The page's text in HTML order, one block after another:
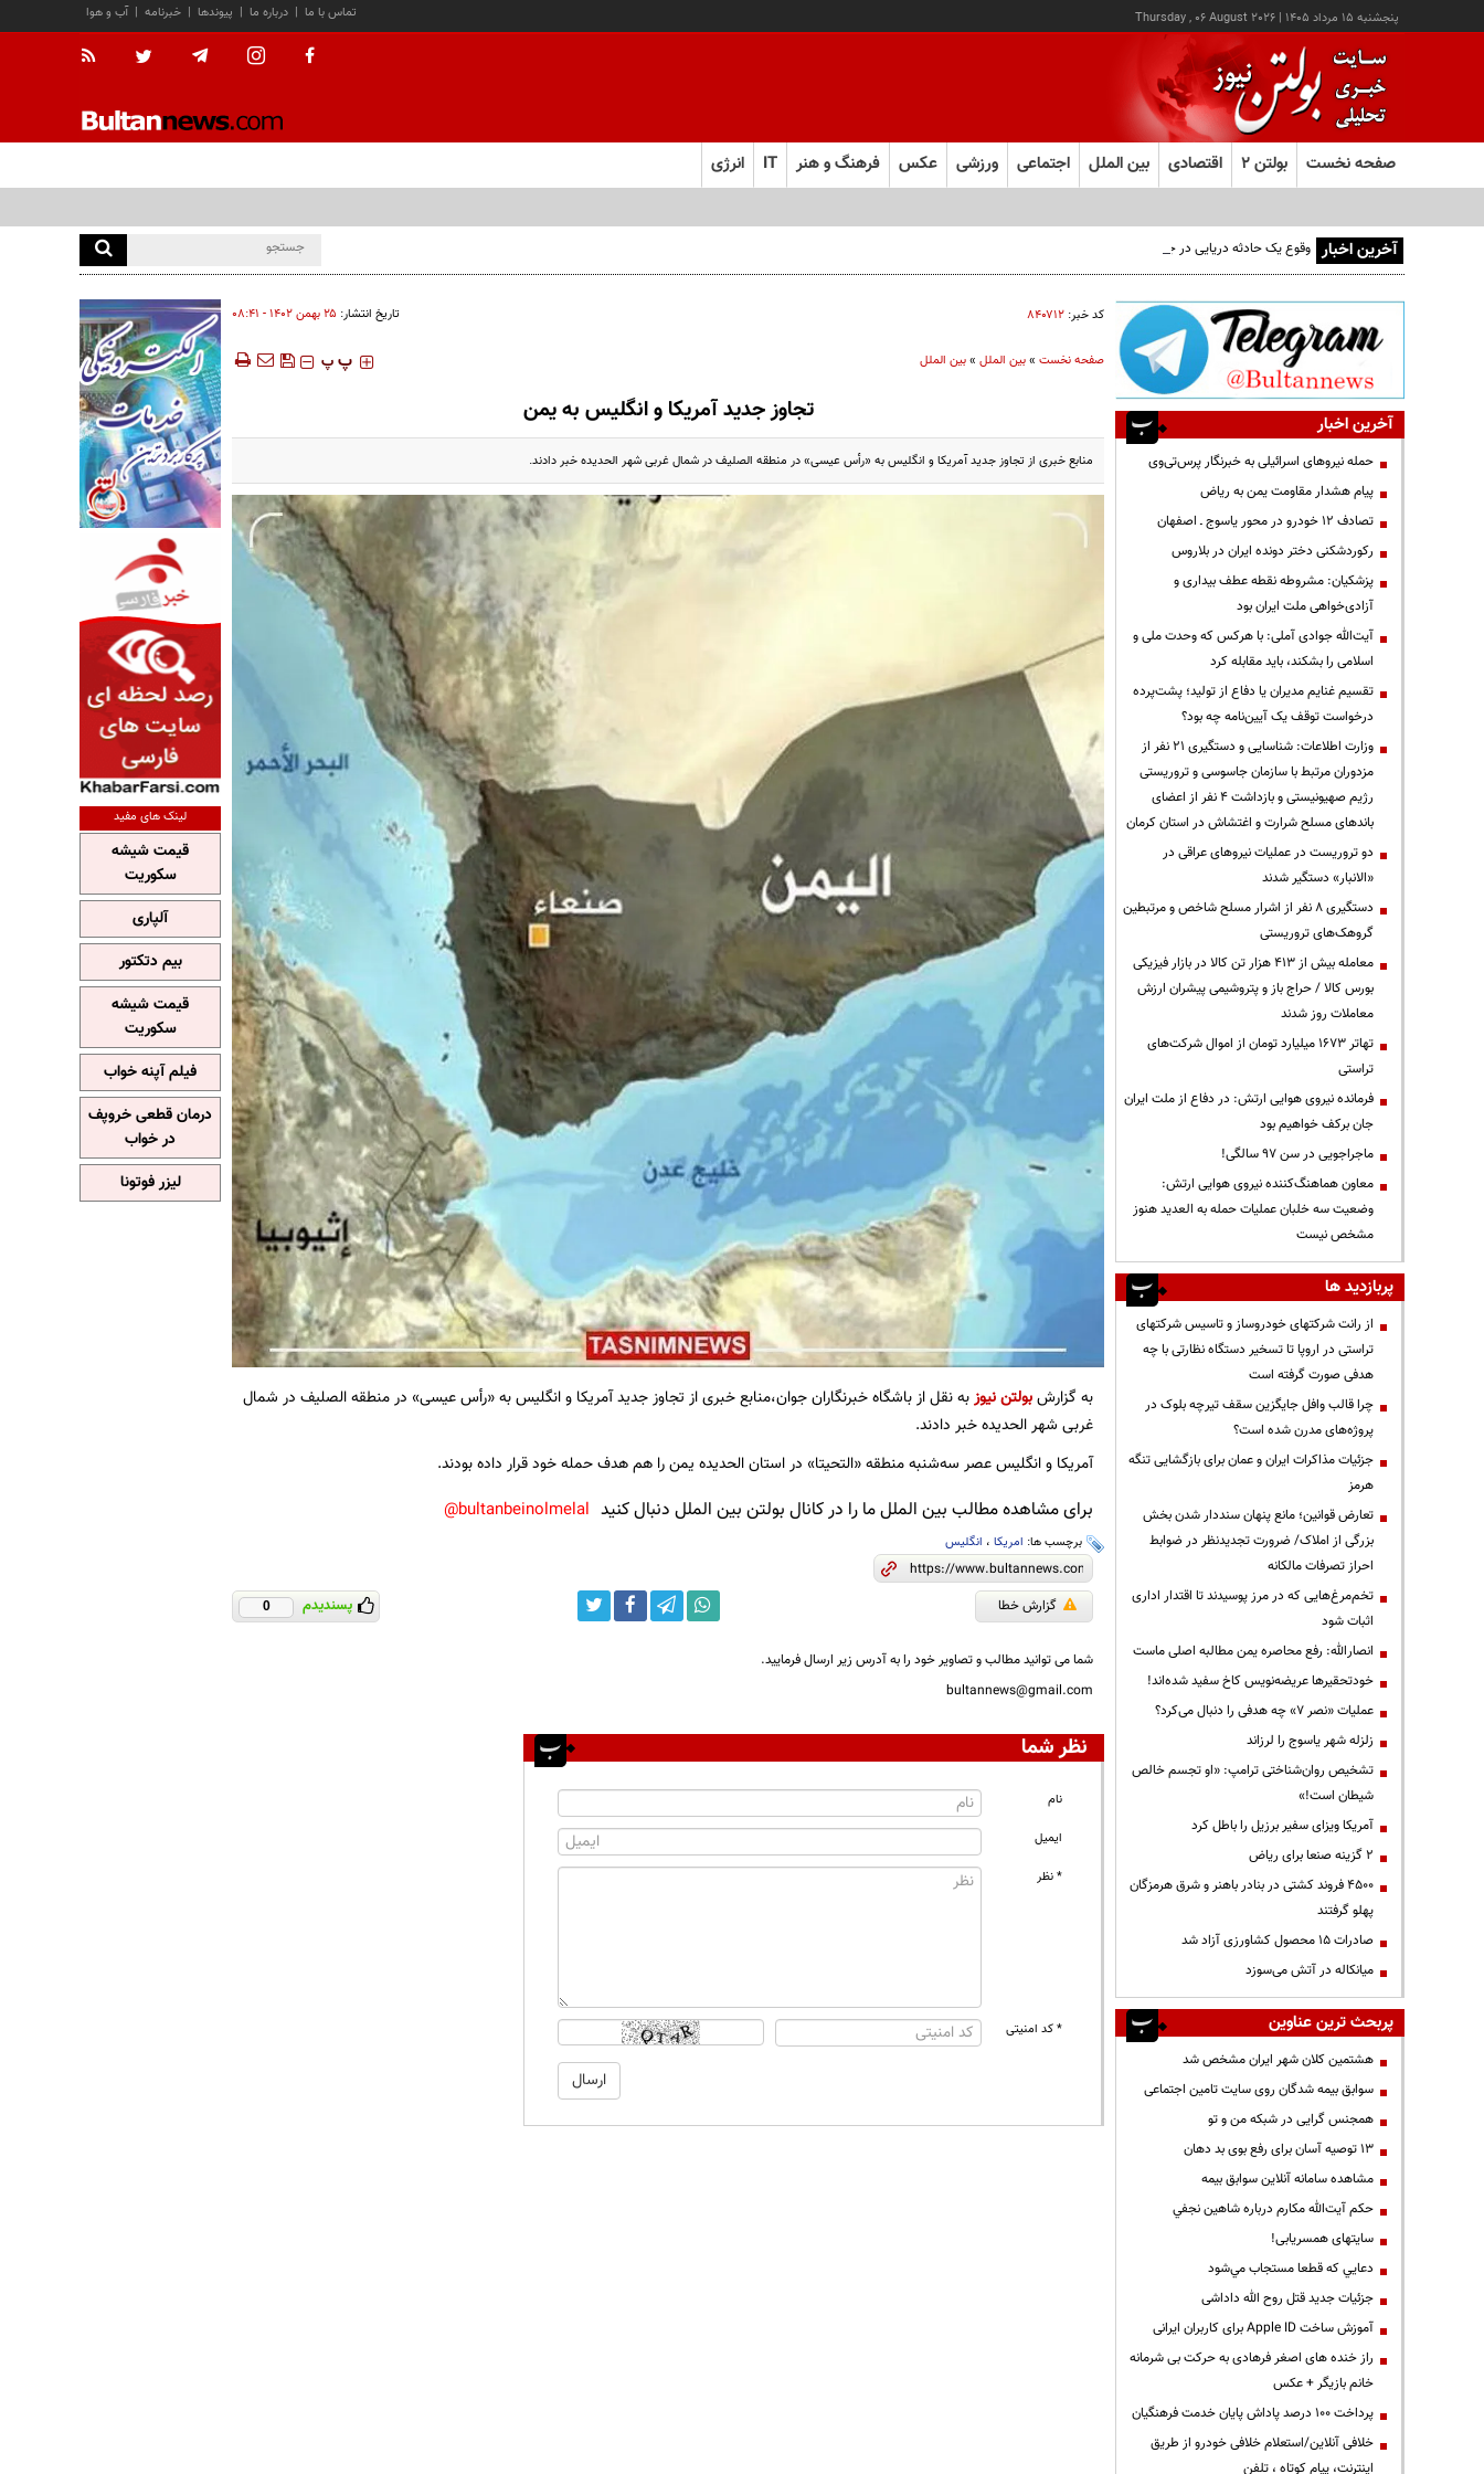
پنجشنبه ۱۵ مرداد ۱۴۰۵ |
Thursday , 06 August 2026 آب و هوا | خبرنامه | پیوندها | درباره ما | تماس با ما
صفحه نخست بولتن ۲ اقتصادی بین الملل اجتماعی ورزشی عکس فرهنگ و هنر IT انرژی
آخرین اخبار وقوع یک حادثه دریایی در جنوب شرق عدن
کد خبر: ۸۴۰۷۱۲ تاریخ انتشار: ۲۵ بهمن ۱۴۰۲ - ۰۸:۴۱
صفحه نخست»بین الملل»بین الملل ‍‍‍ پ پ
تجاوز جدید آمریکا و انگلیس به یمن
منابع خبری از تجاوز جدید آمریکا و انگلیس به «رأس عيسى» در منطقه الصلیف در شمال غربی شهر الحدیده خبر دادند.
به گزارشبولتن نیوزبه نقل از باشگاه خبرنگاران جوان،منابع خبری از تجاوز جدید آمریکا و انگلیس به «رأس عيسى» در منطقه الصلیف در شمال
غربی شهر الحدیده خبر دادند.
آمریکا و انگلیس عصر سه‌شنبه منطقه «التحیتا» در استان الحدیده یمن را هم هدف حمله خود قرار داده بودند.
برای مشاهده مطالب بین الملل ما را در کانال بولتن بین الملل دنبال کنید bultanbeinolmelal@
برچسب ها: امریکا، انگلیس
گزارش خطا پسندیدم 0
شما می توانید مطالب و تصاویر خود را به آدرس زیر ارسال فرمایید.
bultannews@gmail.com
نظر شما
نام
ایمیل
* نظر
* کد امنیتی
آخرین اخبار
حمله نیروهای اسرائیلی به خبرنگار پرس‌تی‌وی
پیام هشدار مقاومت یمن به ریاض
تصادف ۱۲ خودرو در محور یاسوج ـ اصفهان
رکوردشکنی دختر دونده ایران در بلاروس
پزشکیان: مشروطه نقطه عطف بیداری و
آزادی‌خواهی ملت ایران بود
آیت‌الله جوادی آملی: با هرکس که وحدت ملی و
اسلامی را بشکند، باید مقابله کرد
تقسیم غنایم مدیران یا دفاع از تولید؛ پشت‌پرده
درخواست توقف یک آیین‌نامه چه بود؟
وزارت اطلاعات: شناسایی و دستگیری ۲۱ نفر از
مزدوران مرتبط با سازمان جاسوسی و تروریستی
رژیم صهیونیستی و بازداشت ۴ نفر از اعضای
باندهای مسلح شرارت و اغتشاش در استان کرمان
دو تروریست در عملیات نیروهای عراقی در
«الانبار» دستگیر شدند
دستگیری ۸ نفر از اشرار مسلح شاخص و مرتبطین
گروهک‌های تروریستی
معامله بیش از ۴۱۳ هزار تن کالا در بازار فیزیکی
بورس کالا / حراج باز و پتروشیمی پیشران ارزش
معاملات روز شدند
تهاتر ۱۶۷۳ میلیارد تومان از اموال شرکت‌های
تراستی
فرمانده نیروی هوایی ارتش: در دفاع از ملت ایران
جان برکف خواهیم بود
ماجراجویی در سن ۹۷ سالگی!
معاون هماهنگ‌کننده نیروی هوایی ارتش:
وضعیت سه خلبان عملیات حمله به العدید هنوز
مشخص نیست
پربازدید ها
از رانت‌ شرکتهای خودروساز و تاسیس شرکتهای
تراستی در اروپا تا تسخیر دستگاه نظارتی با چه
هدفی صورت گرفته است
چرا قالب وافل جایگزین سقف تیرچه بلوک در
پروژه‌های مدرن شده است؟
جزئیات مذاکرات ایران و عمان برای بازگشایی تنگه
هرمز
تعارض قوانین؛ مانع پنهان سنددار شدن بخش
بزرگی از املاک/ ضرورت تجدیدنظر در ضوابط
احراز تصرفات مالکانه
تخم‌مرغ‌هایی که در مرز پوسیدند تا اقتدار اداری
اثبات شود
انصارالله: رفع محاصره یمن مطالبه اصلی ماست
خودتحقیرها عریضه‌نویس کاخ سفید شده‌اند!
عملیات «نصر ۷» چه هدفی را دنبال می‌کرد؟
زلزله شهر یاسوج را لرزاند
تشخیص روان‌شناختی ترامپ: «او تجسم خالص
شیطان است!»
آمریکا ویزای سفیر برزیل را باطل کرد
۲ گزینه صنعا برای ریاض
۴۵۰۰ فروند کشتی در بنادر باهنر و شرق هرمزگان
پهلو گرفتند
صادرات ۱۵ محصول کشاورزی آزاد شد
میانکاله در آتش می‌سوزد
پربحث ترین عناوین
هشتمین کلان شهر ایران مشخص شد
سوابق بیمه شدگان روی سایت تامین اجتماعی
همجنس گرایی در شبکه من و تو
13 توصیه آسان برای رفع بوی بد دهان
مشاهده سامانه آنلاين سوابق بیمه
حكم آيت‌الله مكارم درباره شاهين نجفي
سایتهای همسریابی!
دعايي كه قطعا مستجاب مي‌شود
جزئیات جدید قتل روح الله داداشی
آموزش ساخت Apple ID برای کاربران ایرانی
راز خنده های اصغر فرهادی به حرکت بی شرمانه
خانم بازیگر + عکس
پرداخت ۱۰۰ درصد پاداش پایان خدمت فرهنگیان
خلافی آنلاین/استعلام خلافی خودرو از طریق
اینترنت، پیام کوتاه ، تلفن
لینک های مفید
قیمت شیشه
سکوریت
آلپاری
بیم دتکتور
قیمت شیشه
سکوریت
فیلم آپنه خواب
درمان قطعی خروپف
در خواب
لیزر فوتونا